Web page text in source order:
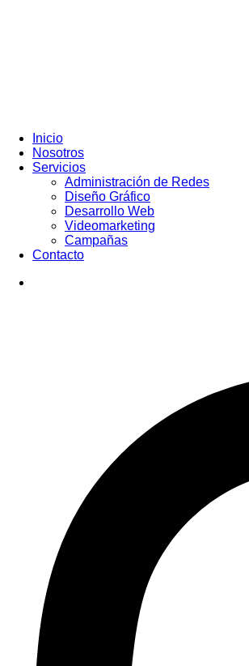
Inicio
Nosotros
Servicios
Administración de Redes
Diseño Gráfico
Desarrollo Web
Videomarketing
Campañas
Contacto